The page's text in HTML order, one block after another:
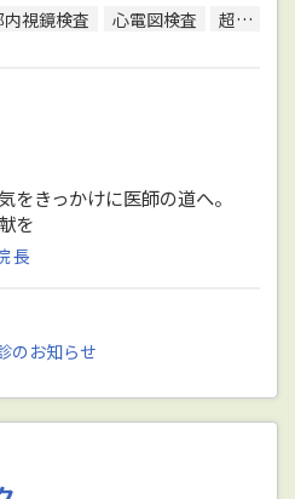
内視鏡検査 心電図検査 超音波検査
をきっかけに医師の道へ。
を
長
のお知らせ